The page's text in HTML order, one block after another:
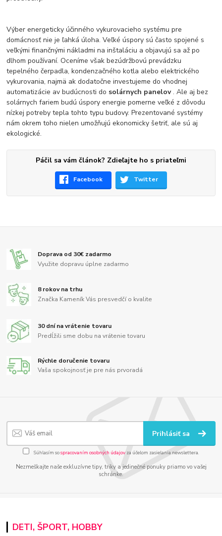
Výber energeticky účinného vykurovacieho systému pre
domácnosť nie je ľahká úloha. Veľké úspory sú často spojené s
veľkými finančnými nákladmi na inštaláciu a objavujú sa až po
dlhom používaní. Oceníme však bezúdržbovú prevádzku
tepelného čerpadla, kondenzačného kotla alebo elektrického
vykurovania, najmä ak dodatočne investujeme do vhodnej
automatizácie av budúcnosti do solárnych panelov. Ale aj bez
solárnych fariem budú úspory energie pomerne veľké z dôvodu
nízkej potreby tepla tohto typu budovy. Prezentované systémy
nám okrem toho nielen umožňujú ekonomicky šetriť, ale sú aj
ekologické.
Páčil sa vám článok? Zdieľajte ho s priateľmi
Facebook Twitter
Doprava od 30€ zadarmo
Využite dopravu úplne zadarmo
8 rokov na trhu
Značka Kameník Vás presvedčí o kvalite
30 dní na vrátenie tovaru
Predĺžili sme dobu na vrátenie tovaru
Rýchle doručenie tovaru
Vaša spokojnosť je pre nás prvoradá
Prihlásiť sa
Súhlasím sospracovaním osobných údajov za účelom zasielania newslettera.
Nezmeškajte naše exkluzívne tipy, triky a jedinečné ponuky priamo vo vašej
schránke.
DETI, ŠPORT, HOBBY